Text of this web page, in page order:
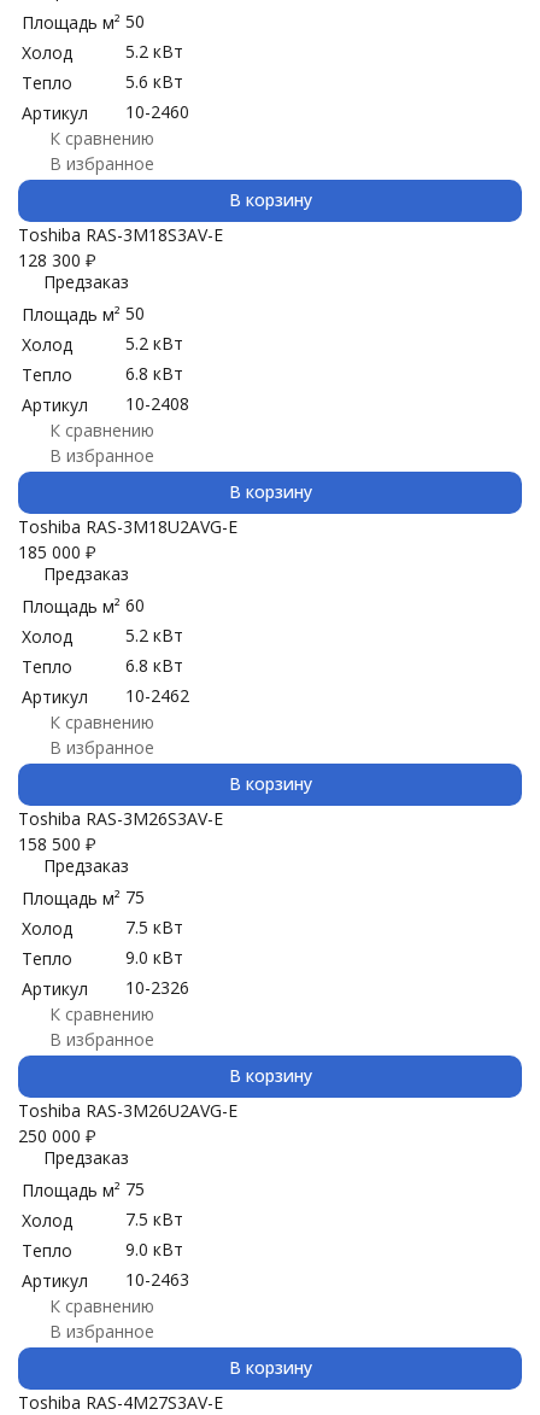
Площадь м² 50
Холод
5.2 кВт
Тепло
5.6 кВт
Артикул
10-2460
К сравнению
В избранное
В корзину
Toshiba RAS-3M18S3AV-E
128 300 ₽
Предзаказ
Площадь м² 50
Холод
5.2 кВт
Тепло
6.8 кВт
Артикул
10-2408
К сравнению
В избранное
В корзину
Toshiba RAS-3M18U2AVG-E
185 000 ₽
Предзаказ
Площадь м² 60
Холод
5.2 кВт
Тепло
6.8 кВт
Артикул
10-2462
К сравнению
В избранное
В корзину
Toshiba RAS-3M26S3AV-E
158 500 ₽
Предзаказ
Площадь м² 75
Холод
7.5 кВт
Тепло
9.0 кВт
Артикул
10-2326
К сравнению
В избранное
В корзину
Toshiba RAS-3M26U2AVG-E
250 000 ₽
Предзаказ
Площадь м² 75
Холод
7.5 кВт
Тепло
9.0 кВт
Артикул
10-2463
К сравнению
В избранное
В корзину
Toshiba RAS-4M27S3AV-E